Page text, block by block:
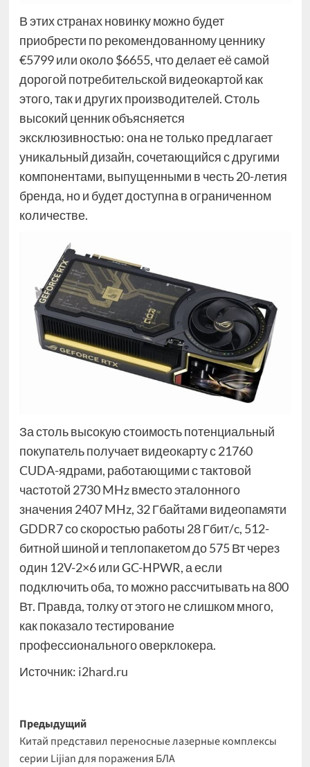
В этих странах новинку можно будет
приобрести по рекомендованному ценнику
€5799 или около $6655, что делает её самой
дорогой потребительской видеокартой как
этого, так и других производителей. Столь
высокий ценник объясняется
эксклюзивностью: она не только предлагает
уникальный дизайн, сочетающийся с другими
компонентами, выпущенными в честь 20-летия
бренда, но и будет доступна в ограниченном
количестве.
За столь высокую стоимость потенциальный
покупатель получает видеокарту с 21760
CUDA-ядрами, работающими с тактовой
частотой 2730 MHz вместо эталонного
значения 2407 MHz, 32 Гбайтами видеопамяти
GDDR7 со скоростью работы 28 Гбит/c, 512-
битной шиной и теплопакетом до 575 Вт через
один 12V-2×6 или GC-HPWR, а если
подключить оба, то можно рассчитывать на 800
Вт. Правда, толку от этого не слишком много,
как показало тестирование
профессионального оверклокера.
Источник: i2hard.ru
Навигация
записи
Предыдущий
Китай представил переносные лазерные комплексы
серии Lijian для поражения БЛА